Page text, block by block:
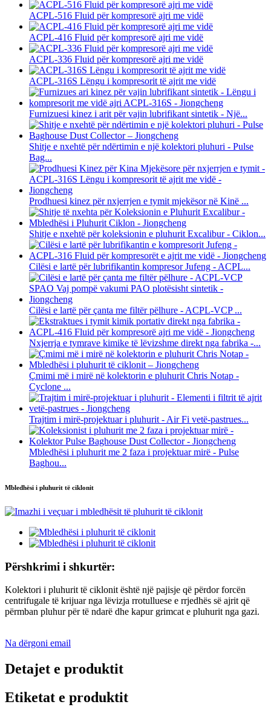
ACPL-516 Fluid për kompresorë ajri me vidë
ACPL-416 Fluid për kompresorë ajri me vidë
ACPL-336 Fluid për kompresorë ajri me vidë
ACPL-316S Lëngu i kompresorit të ajrit me vidë
Furnizuesi kinez i arit për vajin lubrifikant sintetik - Një...
Shitje e nxehtë për ndërtimin e një kolektori pluhuri - Pulse
Bag...
Prodhuesi kinez për nxjerrjen e tymit mjekësor në Kinë ...
Shitje e nxehtë për koleksionin e pluhurit Excalibur - Ciklon...
Cilësi e lartë për lubrifikantin kompresor Jufeng - ACPL...
Cilësi e lartë për çanta me filtër pëlhure - ACPL-VCP ...
Nxjerrja e tymrave kimike të lëvizshme direkt nga fabrika -...
Çmimi më i mirë në kolektorin e pluhurit Chris Notap -
Cyclone ...
Trajtim i mirë-projektuar i pluhurit - Air Fi vetë-pastrues...
Mbledhësi i pluhurit me 2 faza i projektuar mirë - Pulse
Baghou...
Mbledhësi i pluhurit të ciklonit
Përshkrimi i shkurtër:
Kolektori i pluhurit të ciklonit është një pajisje që përdor forcën
centrifugale të krijuar nga lëvizja rrotulluese e rrjedhës së ajrit që
përmban pluhur për të ndarë dhe kapur grimcat e pluhurit nga gazi.
Na dërgoni email
Detajet e produktit
Etiketat e produktit